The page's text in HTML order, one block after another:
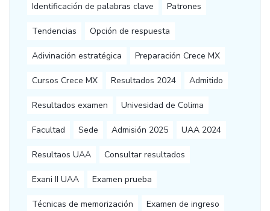
Identificación de palabras clave Patrones
Tendencias Opción de respuesta
Adivinación estratégica Preparación Crece MX
Cursos Crece MX Resultados 2024 Admitido
Resultados examen Univesidad de Colima
Facultad Sede Admisión 2025 UAA 2024
Resultaos UAA Consultar resultados
Exani II UAA Examen prueba
Técnicas de memorización Examen de ingreso